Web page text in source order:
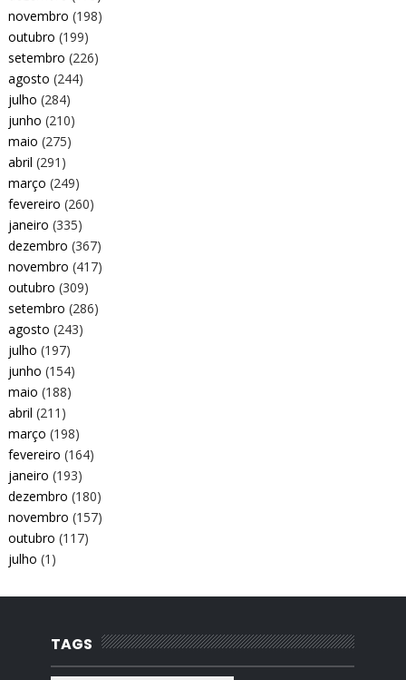
novembro (198)
outubro (199)
setembro (226)
agosto (244)
julho (284)
junho (210)
maio (275)
abril (291)
março (249)
fevereiro (260)
janeiro (335)
dezembro (367)
novembro (417)
outubro (309)
setembro (286)
agosto (243)
julho (197)
junho (154)
maio (188)
abril (211)
março (198)
fevereiro (164)
janeiro (193)
dezembro (180)
novembro (157)
outubro (117)
julho (1)
TAGS